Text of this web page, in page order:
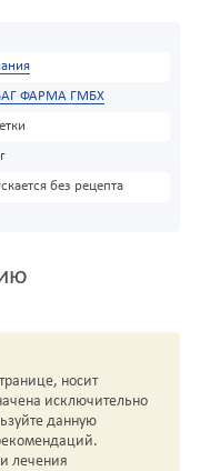
ФАРМА ГМБХ
без рецепта
носит
исключительно
данную
лечения